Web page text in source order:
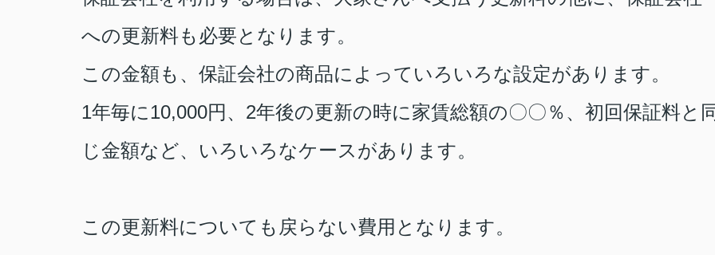
への更新料も必要となります。
この金額も、保証会社の商品によっていろいろな設定があります。
1年毎に10,000円、 2年後の更新の時に家賃総額の〇〇％、初回保証料と
じ金額など、いろいろなケースがあります。
この更新料についても戻らない費用となります。